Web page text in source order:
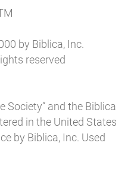
by Biblica, Inc.
reserved
Society” and the Biblica
in the United States
by Biblica, Inc. Used